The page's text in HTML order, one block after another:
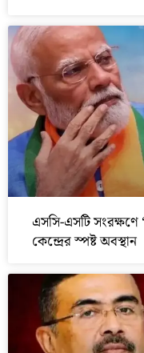
এসসি-এসটি সংরক্ষণে
কেন্দ্রের স্পষ্ট অবস্থান